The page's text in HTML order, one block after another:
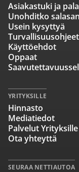
SEURAA NETTIAUTOA
Asiakastuki ja
Unohditko
Usein kysyttyä
Turvallisuusohjeet
Käyttöehdot
Oppaat
YRITYKSILLE
Hinnasto
Mediatiedot
Palvelut Yrityksille
Ota yhteyttä